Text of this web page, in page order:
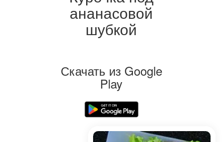
ананасовой
шубкой
Скачать из Google
Play